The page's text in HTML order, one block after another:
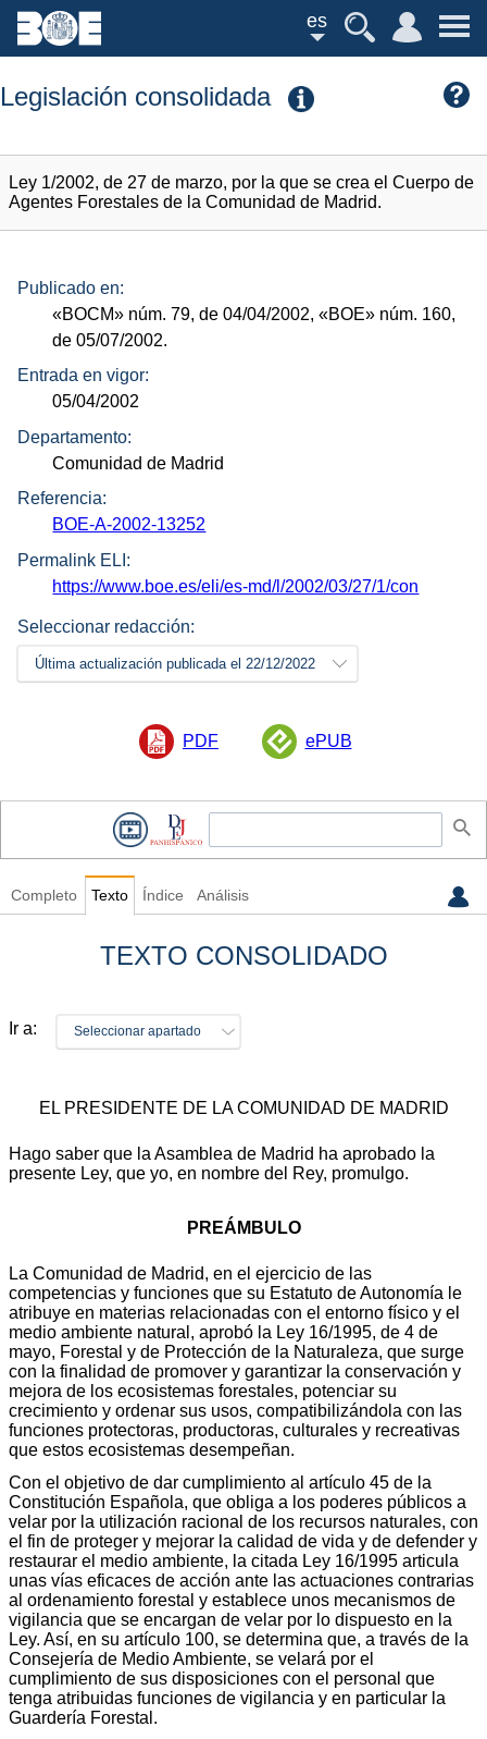
es
Legislación consolidada
Ley 1/2002, de 27 de marzo, por la que se crea el Cuerpo de
Agentes Forestales de la Comunidad de Madrid.
Publicado en:
«BOCM» núm. 79, de 04/04/2002,«BOE» núm. 160,
de 05/07/2002.
Entrada en vigor:
05/04/2002
Departamento:
Comunidad de Madrid
Referencia:
BOE-A-2002-13252
Permalink ELI:
https://www.boe.es/eli/es-md/l/2002/03/27/1/con
Seleccionar redacción:
Última actualización publicada el 22/12/2022
PDF ePUB
Completo Texto Índice Análisis
TEXTO CONSOLIDADO
Ir a: Seleccionar apartado
EL PRESIDENTE DE LA COMUNIDAD DE MADRID
Hago saber que la Asamblea de Madrid ha aprobado la
presente Ley, que yo, en nombre del Rey, promulgo.
PREÁMBULO
La Comunidad de Madrid, en el ejercicio de las
competencias y funciones que su Estatuto de Autonomía le
atribuye en materias relacionadas con el entorno físico y el
medio ambiente natural, aprobó la Ley 16/1995, de 4 de
mayo, Forestal y de Protección de la Naturaleza, que surge
con la finalidad de promover y garantizar la conservación y
mejora de los ecosistemas forestales, potenciar su
crecimiento y ordenar sus usos, compatibilizándola con las
funciones protectoras, productoras, culturales y recreativas
que estos ecosistemas desempeñan.
Con el objetivo de dar cumplimiento al artículo 45 de la
Constitución Española, que obliga a los poderes públicos a
velar por la utilización racional de los recursos naturales, con
el fin de proteger y mejorar la calidad de vida y de defender y
restaurar el medio ambiente, la citada Ley 16/1995 articula
unas vías eficaces de acción ante las actuaciones contrarias
al ordenamiento forestal y establece unos mecanismos de
vigilancia que se encargan de velar por lo dispuesto en la
Ley. Así, en su artículo 100, se determina que, a través de la
Consejería de Medio Ambiente, se velará por el
cumplimiento de sus disposiciones con el personal que
tenga atribuidas funciones de vigilancia y en particular la
Guardería Forestal.